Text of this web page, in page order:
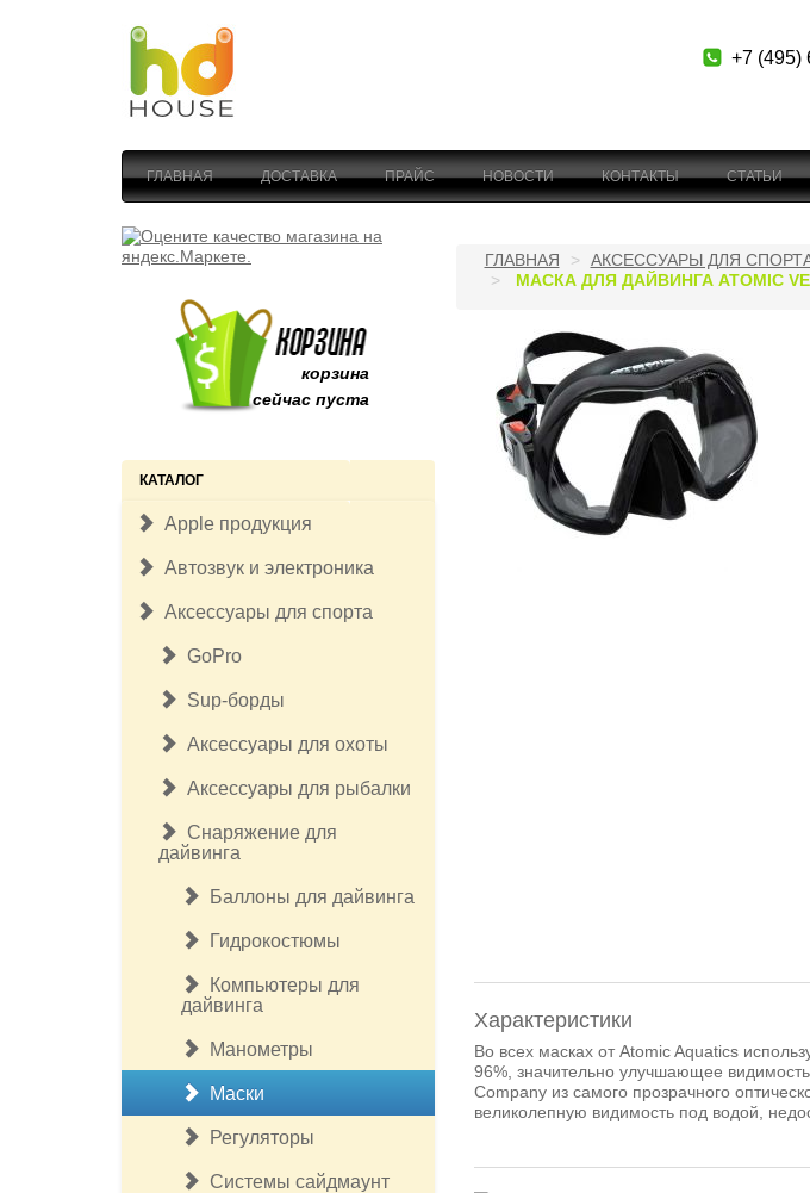
+7 (495)
ГЛАВНАЯ ДОСТАВКА ПРАЙС НОВОСТИ КОНТАКТЫ СТАТЬИ
корзина
сейчас пуста
КАТАЛОГ
Apple продукция
Автозвук и электроника
Аксессуары для спорта
GoPro
Sup-борды
Аксессуары для охоты
Аксессуары для рыбалки
Снаряжение для
дайвинга
Баллоны для дайвинга
Гидрокостюмы
Компьютеры для
дайвинга
Манометры
Маски
Регуляторы
Системы сайдмаунт
ГЛАВНАЯ АКСЕССУАРЫ ДЛЯ
МАСКА ДЛЯ ДАЙВИНГА ATOMIC
Характеристики
Во всех масках от Atomic Aquatics
96%, значительно улучшающее
Company из самого прозрачного
великолепную видимость под водой,